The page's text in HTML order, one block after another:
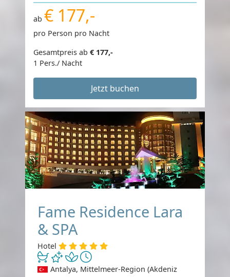
ab € 177,-
pro Person pro Nacht
Gesamtpreis ab € 177,-
1 Pers./ Nacht
Jetzt buchen
Fame Residence Lara
& SPA
Hotel
Antalya, Mittelmeer-Region (Akdeniz